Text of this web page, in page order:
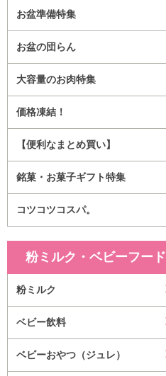
お盆準備特集
お盆の団らん
大容量のお肉特集
価格凍結！
【便利なまとめ買い】
銘菓・お菓子ギフト特集
コツコツコスパ。
粉ミルク・ベビーフード
粉ミルク
ベビー飲料
ベビーおやつ（ジュレ）